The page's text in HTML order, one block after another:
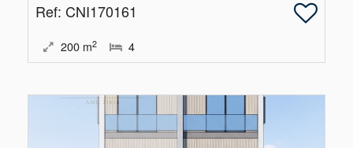
Ref: CNI170161
200 m2 4